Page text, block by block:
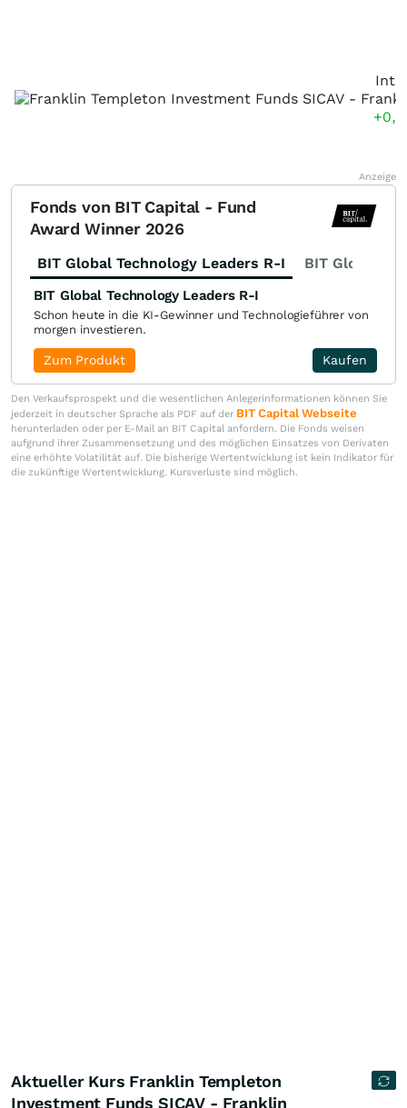
Anzeige
Fonds von BIT Capital - Fund
Award Winner 2026
BIT Global Technology Leaders R-I BIT Global
BIT Global Technology Leaders R-I
Schon heute in die KI-Gewinner und Technologieführer von
morgen investieren.
Kaufen
Zum Produkt
Den Verkaufsprospekt und die wesentlichen Anlegerinformationen können Sie
jederzeit in deutscher Sprache als PDF auf der BIT Capital Webseite
herunterladen oder per E-Mail an BIT Capital anfordern. Die Fonds weisen
aufgrund ihrer Zusammensetzung und des möglichen Einsatzes von Derivaten
eine erhöhte Volatilität auf. Die bisherige Wertentwicklung ist kein Indikator für
die zukünftige Wertentwicklung. Kursverluste sind möglich.
Aktueller Kurs Franklin Templeton
Investment Funds SICAV - Franklin